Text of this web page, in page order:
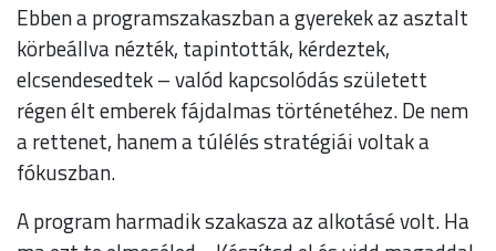
Ebben a programszakaszban a gyerekek az asztalt
körbeállva nézték, tapintották, kérdeztek,
elcsendesedtek – valód kapcsolódás született
régen élt emberek fájdalmas történetéhez. De nem
a rettenet, hanem a túlélés stratégiái voltak a
fókuszban.
A program harmadik szakasza az alkotásé volt. Ha